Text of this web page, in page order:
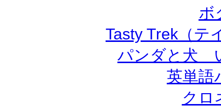
ボ
Tasty Trek（テ
パンダと犬
英単語
クロ